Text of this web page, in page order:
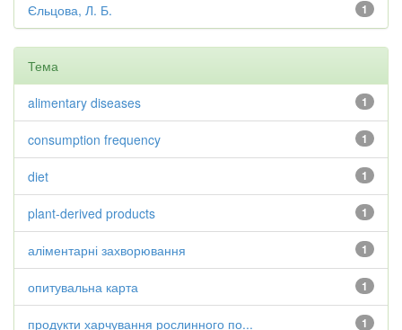
1
Єльцова, Л. Б.
Тема
1
alimentary diseases
1
consumption frequency
1
diet
1
plant-derived products
1
аліментарні захворювання
1
опитувальна карта
1
продукти харчування рослинного по...